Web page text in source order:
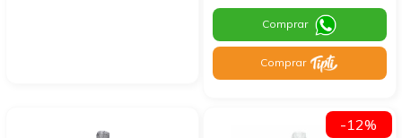
Comprar
Comprar
-12%